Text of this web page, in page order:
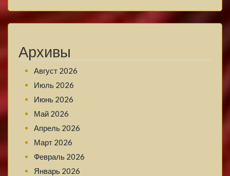
Архивы
Август 2026
Июль 2026
Июнь 2026
Май 2026
Апрель 2026
Март 2026
Февраль 2026
Январь 2026